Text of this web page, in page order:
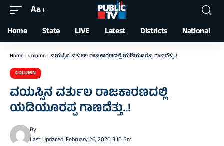
Font
Resizer
Aa
Home State LIVE Latest Districts National
Home | Column | ವಯಸ್ಸಿನ ವರ್ತುಲ ರಾಜಕಾರಣದಲ್ಲಿ ಯಡಿಯೂರಪ್ಪ ಗಾಣದೆತ್ತು..!
COLUMN
ವಯಸ್ಸಿನ ವರ್ತುಲ ರಾಜಕಾರಣದಲ್ಲಿ
ಯಡಿಯೂರಪ್ಪ ಗಾಣದೆತ್ತು..!
Last Updated: February 26, 2020 3:10 Pm
By